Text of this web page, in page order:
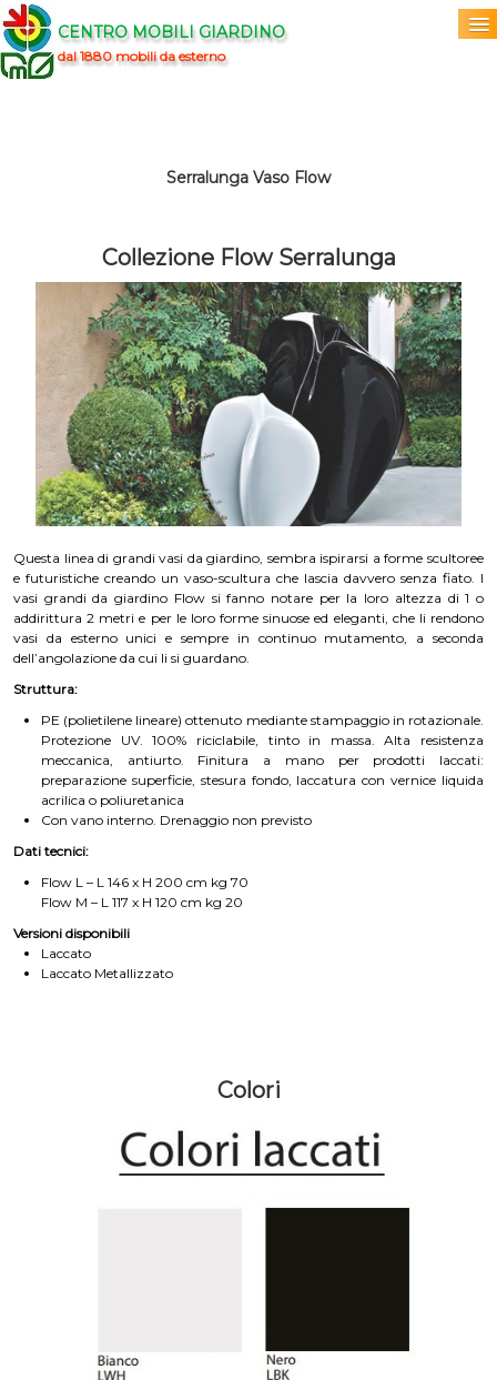
CENTRO MOBILI GIARDINO
dal 1880 mobili da esterno
▼
0
Serralunga Vaso Flow
Collezione Flow Serralunga
Questa linea di grandi vasi da giardino, sembra ispirarsi a forme scultoree
e futuristiche creando un vaso-scultura che lascia davvero senza fiato. I
vasi grandi da giardino Flow si fanno notare per la loro altezza di 1 o
addirittura 2 metri e per le loro forme sinuose ed eleganti, che li rendono
vasi da esterno unici e sempre in continuo mutamento, a seconda
dell’angolazione da cui li si guardano.
Struttura:
PE (polietilene lineare) ottenuto mediante stampaggio in rotazionale.
Protezione UV. 100% riciclabile, tinto in massa. Alta resistenza
meccanica, antiurto. Finitura a mano per prodotti laccati:
preparazione superficie, stesura fondo, laccatura con vernice liquida
acrilica o poliuretanica
Con vano interno. Drenaggio non previsto
Dati tecnici:
Flow L – L 146 x H 200 cm kg 70
Flow M – L 117 x H 120 cm kg 20
Versioni disponibili
Laccato
Laccato Metallizzato
Colori